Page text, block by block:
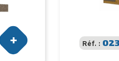
Réf. :